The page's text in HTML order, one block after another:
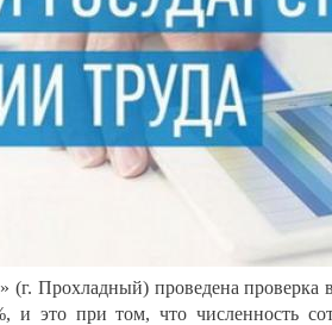
Прохладный) проведена проверка
и это при том, что численность